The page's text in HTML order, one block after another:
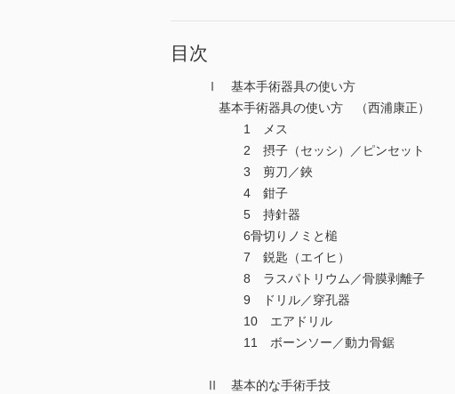
目次
Ⅰ 基本手術器具の使い方
基本手術器具の使い方 （西浦康正）
1 メス
2 摂子（セッシ）／ピンセット
3 剪刀／鋏
4 鉗子
5 持針器
6骨切りノミと槌
7 鋭匙（エイヒ）
8 ラスパトリウム／骨膜剥離子
9 ドリル／穿孔器
10 エアドリル
11 ボーンソー／動力骨鋸
Ⅱ 基本的な手術手技